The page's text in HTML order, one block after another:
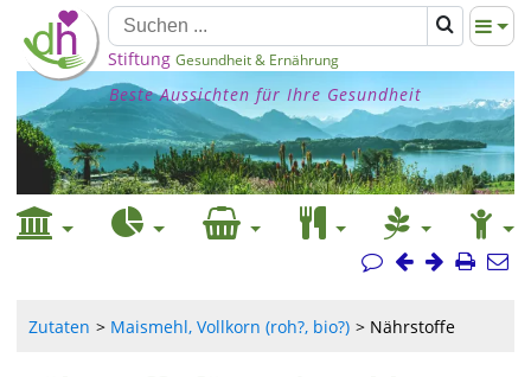
Stiftung Gesundheit & Ernährung
Beste Aussichten für Ihre Gesundheit
Zutaten Maismehl, Vollkorn (roh?, bio?) Nährstoffe